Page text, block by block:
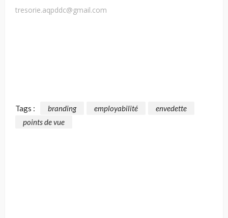
tresorie.aqpddc@gmail.com
Tags : branding employabilité
envedette
points de vue